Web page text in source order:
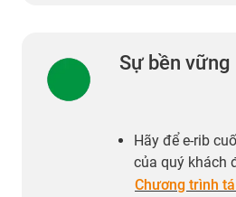
Sự bền vững
Hãy để e-rib
của quý khách
Chương trình